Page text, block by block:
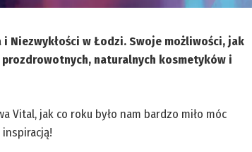
i Niezwykłości w Łodzi. Swoje możliwości, jak
naturalnych kosmetyków i
jak co roku było nam bardzo miło móc